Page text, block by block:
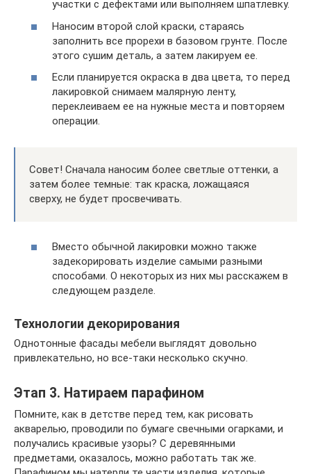
участки с дефектами или выполняем шпатлевку.
Наносим второй слой краски, стараясь
заполнить все прорехи в базовом грунте. После
этого сушим деталь, а затем лакируем ее.
Если планируется окраска в два цвета, то перед
лакировкой снимаем малярную ленту,
переклеиваем ее на нужные места и повторяем
операции.
Совет! Сначала наносим более светлые оттенки, а
затем более темные: так краска, ложащаяся
сверху, не будет просвечивать.
Вместо обычной лакировки можно также
задекорировать изделие самыми разными
способами. О некоторых из них мы расскажем в
следующем разделе.
Технологии декорирования
Однотонные фасады мебели выглядят довольно
привлекательно, но все-таки несколько скучно.
Этап 3. Натираем парафином
Помните, как в детстве перед тем, как рисовать
акварелью, проводили по бумаге свечными огарками, и
получались красивые узоры? С деревянными
предметами, оказалось, можно работать так же.